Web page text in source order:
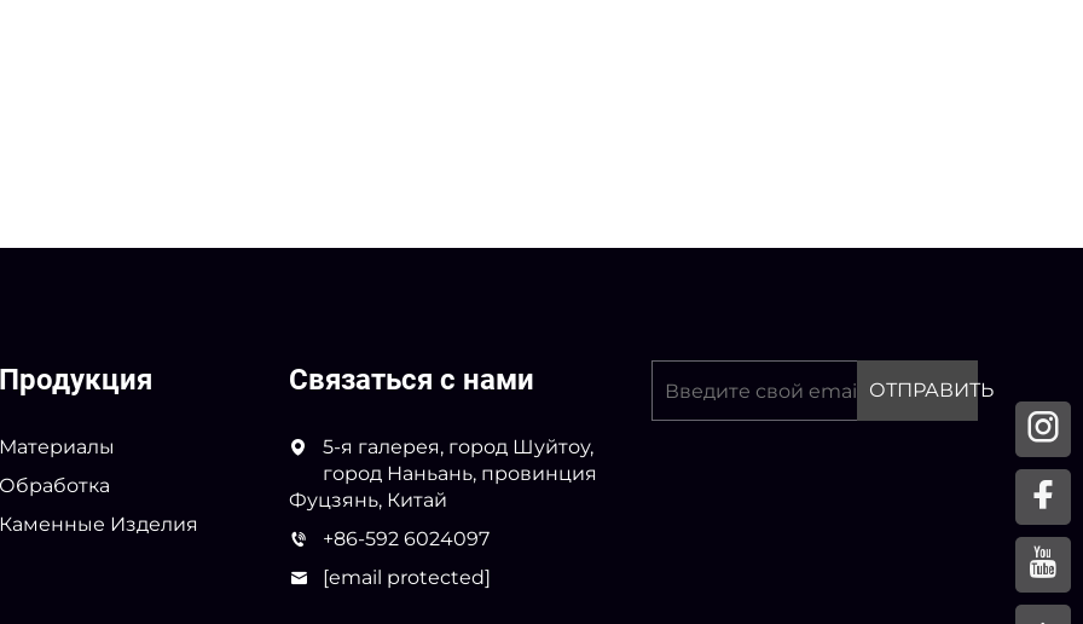
Продукция
Материалы
Обработка
Каменные Изделия
Связаться с нами
5-я галерея, город Шуйтоу,
город Наньань, провинция
Фуцзянь, Китай
+86-592 6024097
[email protected]
ОТПРАВИТЬ